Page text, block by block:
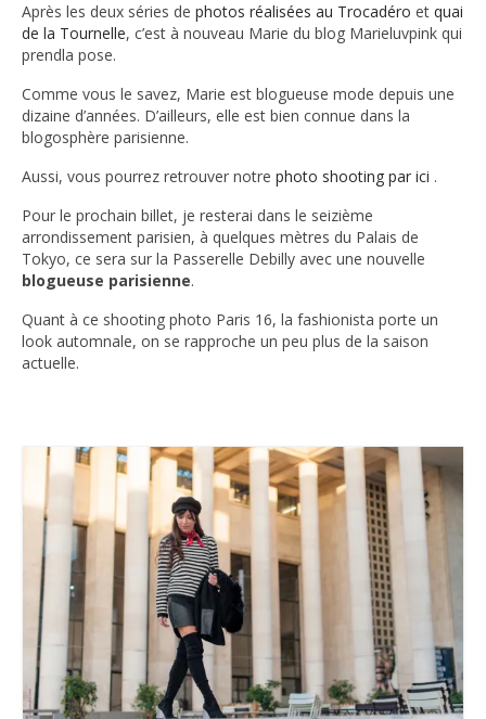
Après les deux séries de photos réalisées au Trocadéro et quai
de la Tournelle, c’est à nouveau Marie du blog Marieluvpink qui
prendla pose.
Comme vous le savez, Marie est blogueuse mode depuis une
dizaine d’années. D’ailleurs, elle est bien connue dans la
blogosphère parisienne.
Aussi, vous pourrez retrouver notre photo shooting par ici .
Pour le prochain billet, je resterai dans le seizième
arrondissement parisien, à quelques mètres du Palais de
Tokyo, ce sera sur la Passerelle Debilly avec une nouvelle
blogueuse parisienne.
Quant à ce shooting photo Paris 16, la fashionista porte un
look automnale, on se rapproche un peu plus de la saison
actuelle.